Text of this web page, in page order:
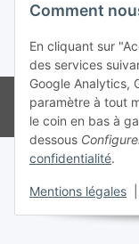
Comment
En cliquant sur
des services
Google Analytics,
paramètre à tout
le coin en bas à
dessous
confidentialité.
Mentions légales
* Tous les prix
© Weinmann GmbH -
sich